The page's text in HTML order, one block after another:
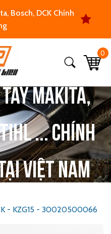
Bosch, DCK Chính
0
tay Makita,
... chính
Việt Nam
- KZG15 - 30020500066